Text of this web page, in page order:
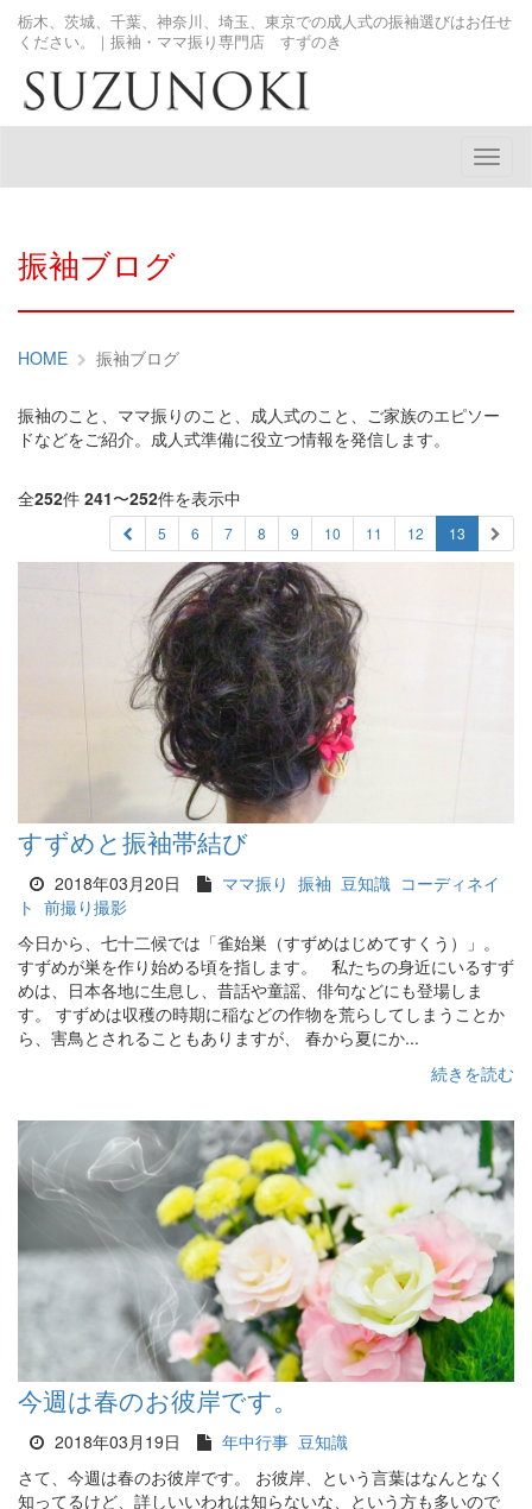
栃木、茨城、千葉、神奈川、埼玉、東京での成人式の振袖選びはお任せ
ください。｜振袖・ママ振り専門店 すずのき
メ
ニ
振袖ブログ
HOME 振袖ブログ
振袖のこと、ママ振りのこと、成人式のこと、ご家族のエピソー
ドなどをご紹介。成人式準備に役立つ情報を発信します。
全252件 241〜252件を表示中
5 6 7 8 9 10 11 12 13
すずめと振袖帯結び
2018年03月20日 ママ振り 振袖 豆知識 コーディネイ
ト 前撮り撮影
今日から、七十二候では「雀始巣（すずめはじめてすくう）」。
すずめが巣を作り始める頃を指します。 私たちの身近にいるすず
めは、日本各地に生息し、昔話や童謡、俳句などにも登場しま
す。 すずめは収穫の時期に稲などの作物を荒らしてしまうことか
ら、害鳥とされることもありますが、 春から夏にか...
続きを読む
今週は春のお彼岸です。
2018年03月19日 年中行事 豆知識
さて、今週は春のお彼岸です。 お彼岸、という言葉はなんとなく
知ってるけど、詳しいいわれは知らないな、という方も多いので